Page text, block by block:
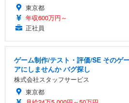
東京都
年収600万円～
正社員
ゲーム制作/テスト・評価/SE そのゲ
アにしませんか バグ探し
株式会社スタッフサービス
東京都